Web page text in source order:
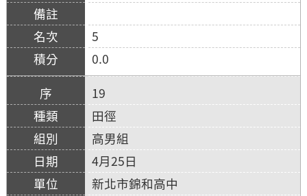
5
0.0
19
田徑
高男組
4月25日
新北市錦和高中